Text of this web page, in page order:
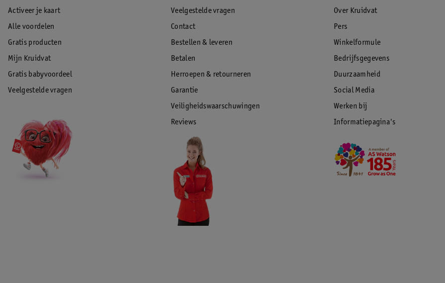
Activeer je kaart
Alle voordelen
Gratis producten
Mijn Kruidvat
Gratis babyvoordeel
Veelgestelde vragen
Veelgestelde vragen
Contact
Bestellen & leveren
Betalen
Herroepen & retourneren
Garantie
Veiligheidswaarschuwingen
Reviews
Over Kruidvat
Pers
Winkelformule
Bedrijfsgegevens
Duurzaamheid
Social Media
Werken bij
Informatiepagina's